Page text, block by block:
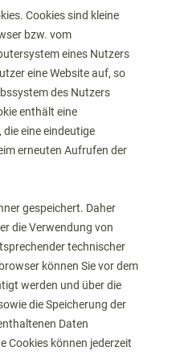
Cookies sind kleine
bzw. vom
eines Nutzers
eine Website auf, so
des Nutzers
enthält eine
eine eindeutige
erneuten Aufrufen der
gespeichert. Daher
die Verwendung von
technischer
können Sie vor dem
werden und über die
die Speicherung der
Daten
Cookies können jederzeit